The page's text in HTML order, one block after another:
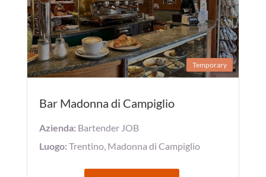
Temporary
Bar Madonna di Campiglio
Azienda: Bartender JOB
Luogo: Trentino, Madonna di Campiglio